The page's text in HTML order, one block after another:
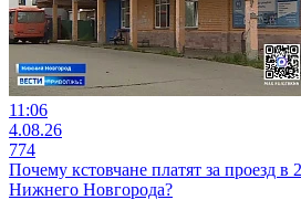
11:06
4.08.26
774
Почему кстовчане платят за проезд в
Нижнего Новгорода?